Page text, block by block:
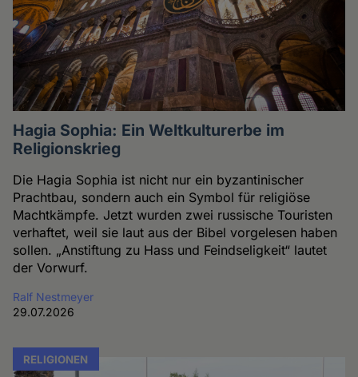
Hagia Sophia: Ein Weltkulturerbe im
Religionskrieg
Die Hagia Sophia ist nicht nur ein byzantinischer
Prachtbau, sondern auch ein Symbol für religiöse
Machtkämpfe. Jetzt wurden zwei russische Touristen
verhaftet, weil sie laut aus der Bibel vorgelesen haben
sollen. „Anstiftung zu Hass und Feindseligkeit“ lautet
der Vorwurf.
Ralf Nestmeyer
29.07.2026
RELIGIONEN